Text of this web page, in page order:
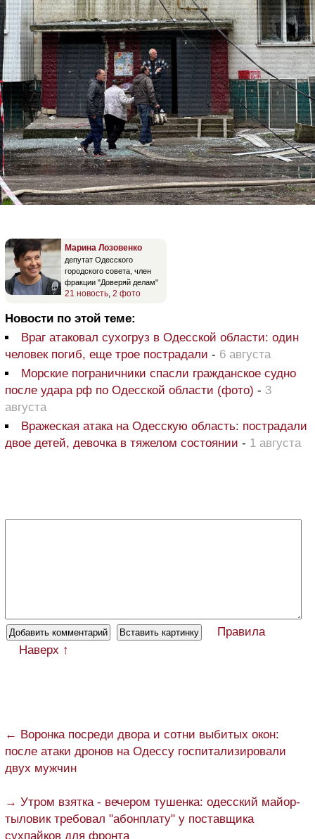
Марина Лозовенко
депутат Одесского
городского совета, член
фракции "Доверяй делам"
21 новость, 2 фото
Новости по этой теме:
Враг атаковал сухогруз в Одесской области: один
человек погиб, еще трое пострадали - 6 августа
Морские пограничники спасли гражданское судно
после удара рф по Одесской области (фото) - 3
августа
Вражеская атака на Одесскую область: пострадали
двое детей, девочка в тяжелом состоянии - 1 августа
Правила
Наверх ↑
← Воронка посреди двора и сотни выбитых окон:
после атаки дронов на Одессу госпитализировали
двух мужчин
→ Утром взятка - вечером тушенка: одесский майор-
тыловик требовал "абонплату" у поставщика
сухпайков для фронта